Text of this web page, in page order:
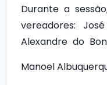
Durante a
vereadores:
Alexandre do
Manoel